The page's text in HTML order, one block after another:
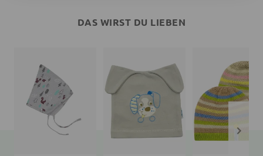
DAS WIRST DU LIEBEN